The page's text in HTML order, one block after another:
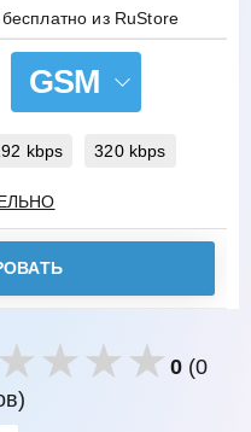
GSM
kbps 320 kbps
0(0